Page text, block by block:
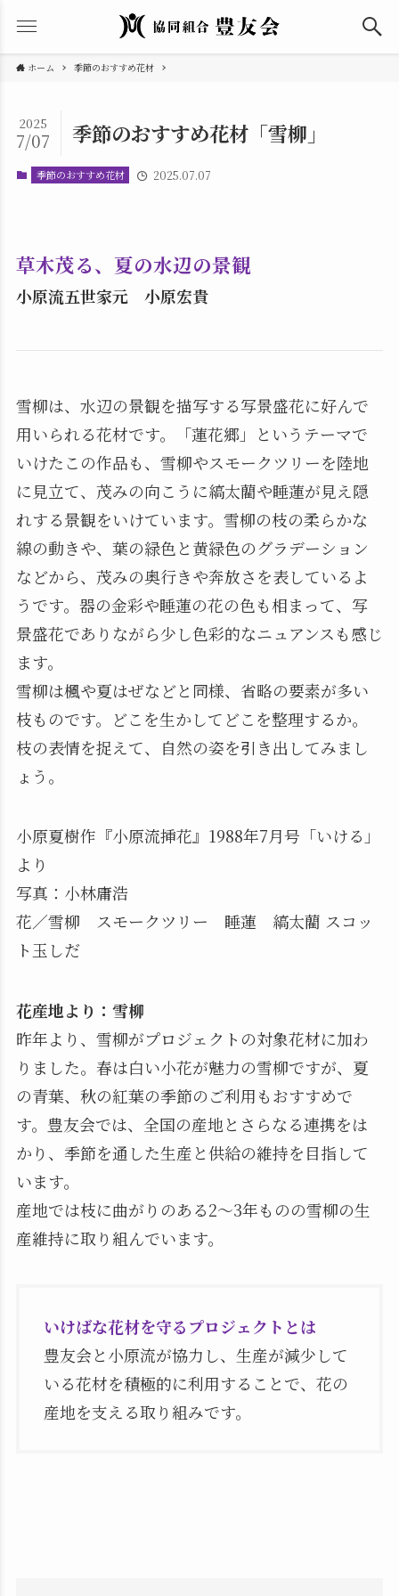
ホーム 季節のおすすめ花材
季節のおすすめ花材「雪柳」
2025
7/07
季節のおすすめ花材 2025.07.07
草木茂る、夏の水辺の景観
小原流五世家元 小原宏貴
雪柳は、水辺の景観を描写する写景盛花に好んで
用いられる花材です。「蓮花郷」というテーマで
いけたこの作品も、雪柳やスモークツリーを陸地
に見立て、茂みの向こうに縞太藺や睡蓮が見え隠
れする景観をいけています。雪柳の枝の柔らかな
線の動きや、葉の緑色と黄緑色のグラデーション
などから、茂みの奥行きや奔放さを表しているよ
うです。器の金彩や睡蓮の花の色も相まって、写
景盛花でありながら少し色彩的なニュアンスも感じ
ます。
雪柳は楓や夏はぜなどと同様、省略の要素が多い
枝ものです。どこを生かしてどこを整理するか。
枝の表情を捉えて、自然の姿を引き出してみまし
ょう。
小原夏樹作『小原流挿花』1988年7月号「いける」
より
写真：小林庸浩
花／雪柳 スモークツリー 睡蓮 縞太藺 スコッ
ト玉しだ
花産地より：雪柳
昨年より、雪柳がプロジェクトの対象花材に加わ
りました。春は白い小花が魅力の雪柳ですが、夏
の青葉、秋の紅葉の季節のご利用もおすすめで
す。豊友会では、全国の産地とさらなる連携をは
かり、季節を通した生産と供給の維持を目指して
います。
産地では枝に曲がりのある2〜3年ものの雪柳の生
産維持に取り組んでいます。
いけばな花材を守るプロジェクトとは
豊友会と小原流が協力し、生産が減少して
いる花材を積極的に利用することで、花の
産地を支える取り組みです。